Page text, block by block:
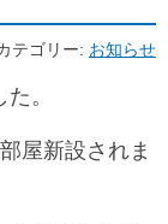
テゴリー: お知らせ
。
屋新設されま